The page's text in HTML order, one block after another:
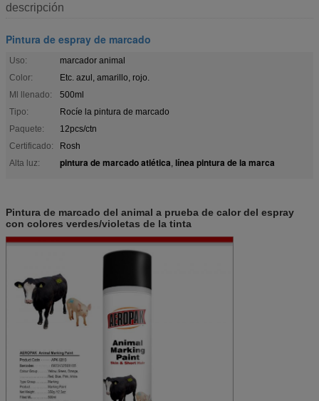
descripción
Pintura de espray de marcado
Uso:
marcador animal
Color:
Etc. azul, amarillo, rojo.
Ml llenado:
500ml
Tipo:
Rocíe la pintura de marcado
Paquete:
12pcs/ctn
Certificado:
Rosh
Alta luz:
pintura de marcado atlética, línea pintura de la marca
Pintura de marcado del animal a prueba de calor del espray
con colores verdes/violetas de la tinta